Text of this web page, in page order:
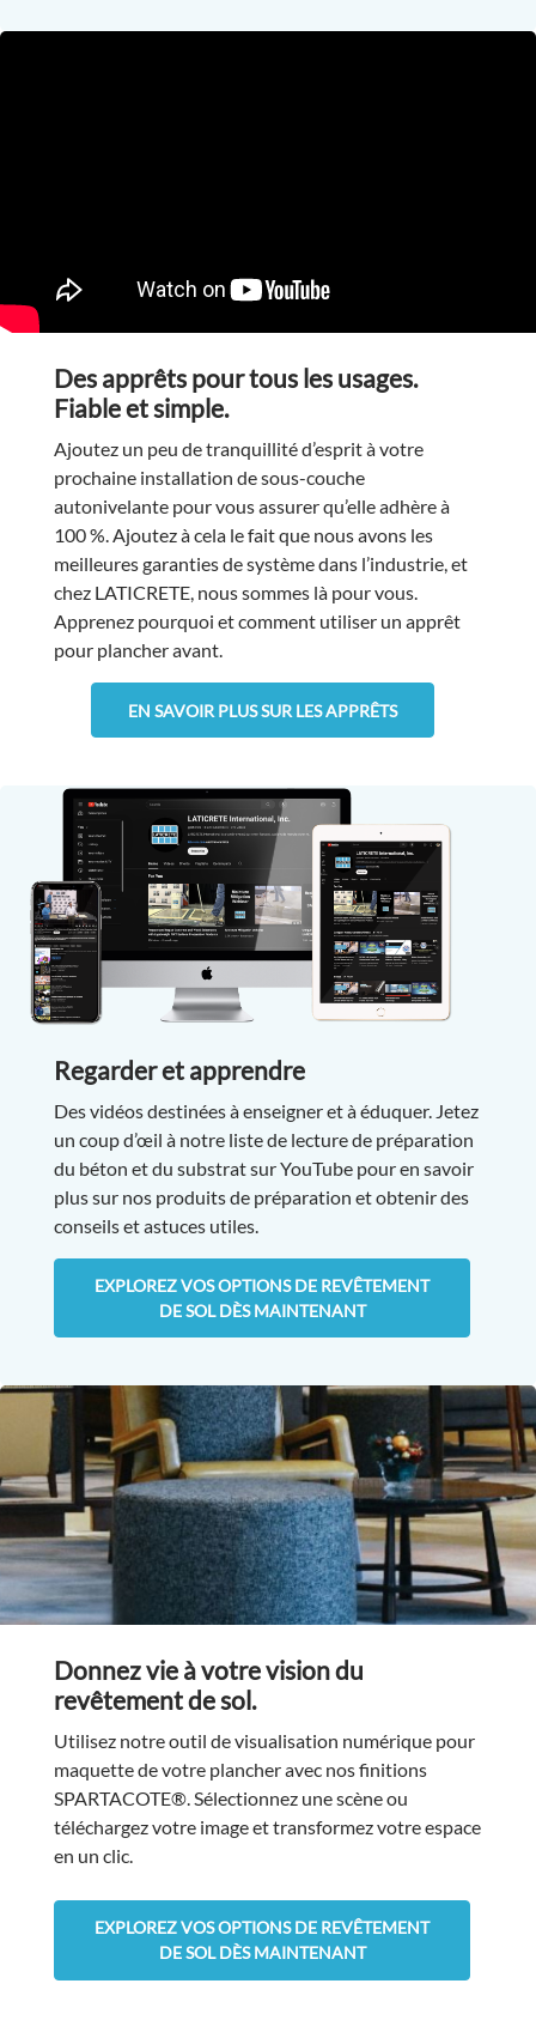
Des apprêts pour tous les usages.
Fiable et simple.
Ajoutez un peu de tranquillité d’esprit à votre
prochaine installation de sous-couche
autonivelante pour vous assurer qu’elle adhère à
100 %. Ajoutez à cela le fait que nous avons les
meilleures garanties de système dans l’industrie, et
chez LATICRETE, nous sommes là pour vous.
Apprenez pourquoi et comment utiliser un apprêt
pour plancher avant.
EN SAVOIR PLUS SUR LES APPRÊTS
Regarder et apprendre
Des vidéos destinées à enseigner et à éduquer. Jetez
un coup d’œil à notre liste de lecture de préparation
du béton et du substrat sur YouTube pour en savoir
plus sur nos produits de préparation et obtenir des
conseils et astuces utiles.
EXPLOREZ VOS OPTIONS DE REVÊTEMENT
DE SOL DÈS MAINTENANT
Donnez vie à votre vision du
revêtement de sol.
Utilisez notre outil de visualisation numérique pour
maquette de votre plancher avec nos finitions
SPARTACOTE®. Sélectionnez une scène ou
téléchargez votre image et transformez votre espace
en un clic.
EXPLOREZ VOS OPTIONS DE REVÊTEMENT
DE SOL DÈS MAINTENANT